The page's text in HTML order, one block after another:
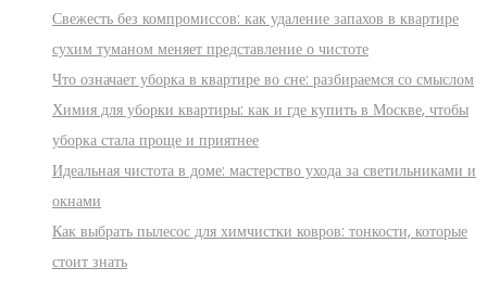
Свежесть без компромиссов: как удаление запахов в квартире
сухим туманом меняет представление о чистоте
Что означает уборка в квартире во сне: разбираемся со смыслом
Химия для уборки квартиры: как и где купить в Москве, чтобы
уборка стала проще и приятнее
Идеальная чистота в доме: мастерство ухода за светильниками и
окнами
Как выбрать пылесос для химчистки ковров: тонкости, которые
стоит знать